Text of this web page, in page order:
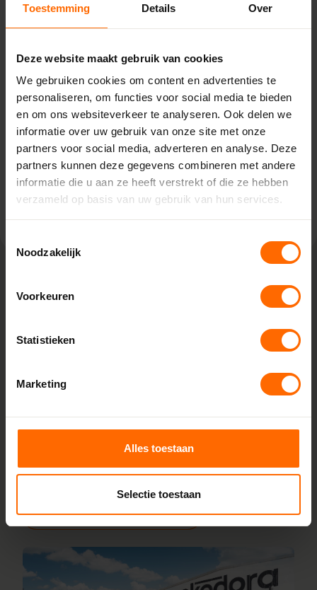
Toestemming Details Over
Deze website maakt gebruik van cookies
We gebruiken cookies om content en advertenties te
personaliseren, om functies voor social media te bieden
en om ons websiteverkeer te analyseren. Ook delen we
informatie over uw gebruik van onze site met onze
partners voor social media, adverteren en analyse. Deze
partners kunnen deze gegevens combineren met andere
informatie die u aan ze heeft verstrekt of die ze hebben
verzameld op basis van uw gebruik van hun services.
Noodzakelijk
Voorkeuren
Statistieken
Marketing
Alles toestaan
Selectie toestaan
Pick-up point
Vriezenveen – Witzand
Hammerweg 11,
7671 JE Vriezenveen
0513335000
vriezenveen@skodora.nl
Bekijk vestiging info
Lokaal geproduceerd in onze eigen
Bij Skodora bestel je kunststof kozijnen rechtstreeks bij de
bron, zonder tussenhandelaren. Met onze fabrieken in
korte productietijden en topkwaliteit. Wij maken kunststof
onze vestigingen in de buurt van Denekamp. Heb je vragen
Lees meer over onze fabriek